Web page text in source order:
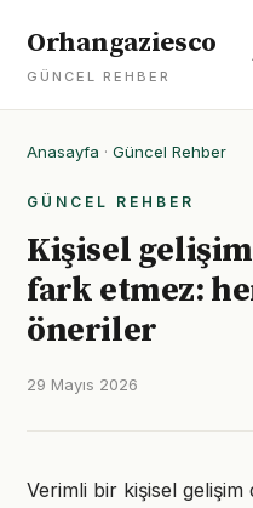
Orhangaziesco
GÜNCEL REHBER
Anasayfa · Güncel Rehber
GÜNCEL REHBER
Kişisel
fark etmez:
öneriler
29 Mayıs 2026
Verimli bir kişisel